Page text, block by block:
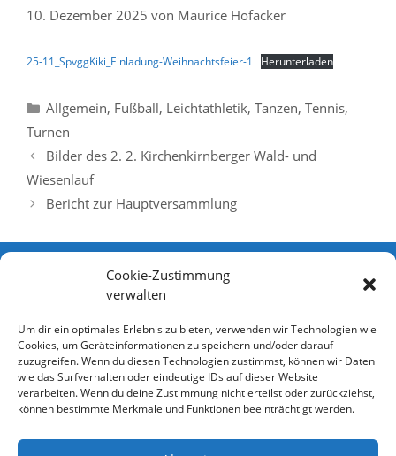
Cookie-Zustimmung
verwalten
Um dir ein optimales Erlebnis zu bieten, verwenden wir Technologien wie
Cookies, um Geräteinformationen zu speichern und/oder darauf
zuzugreifen. Wenn du diesen Technologien zustimmst, können wir Daten
wie das Surfverhalten oder eindeutige IDs auf dieser Website
verarbeiten. Wenn du deine Zustimmung nicht erteilst oder zurückziehst,
können bestimmte Merkmale und Funktionen beeinträchtigt werden.
10. Dezember 2025 von Maurice Hofacker
25-11_SpvggKiki_Einladung-Weihnachtsfeier-1 Herunterladen
Kategorien
Allgemein, Fußball, Leichtathletik, Tanzen, Tennis,
Turnen
Bilder des 2. 2. Kirchenkirnberger Wald- und
Wiesenlauf
Bericht zur Hauptversammlung
Sportgelände
Impressum
Datenschutzerklärung